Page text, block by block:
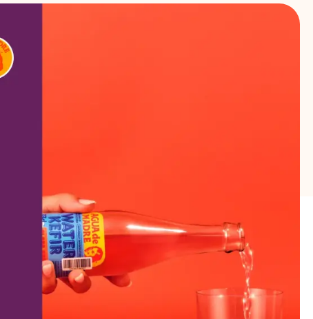
Blog
Contáctenos